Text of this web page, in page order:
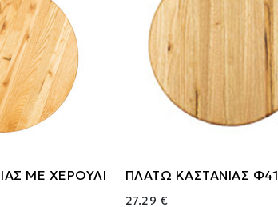
ΜΕ ΧΕΡΟΥΛΙ
ΠΛΑΤΩ ΚΑΣΤΑΝΙΑΣ Φ41
27.29 €